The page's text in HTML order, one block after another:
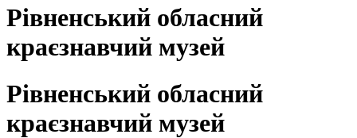
Рівненський обласний
краєзнавчий музей
Рівненський обласний
краєзнавчий музей